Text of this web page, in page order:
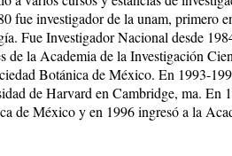
fue investigador de la unam, primero
Fue Investigador Nacional desde
de la Academia de la Investigación
Botánica de México. En 1993-
de Harvard en Cambridge, ma. En
de México y en 1996 ingresó a la